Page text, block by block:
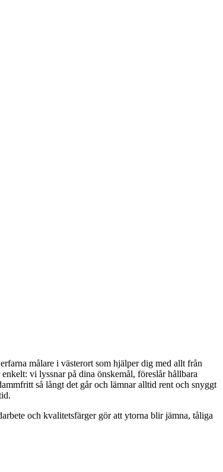
målare i västerort som hjälper dig med allt från
vi lyssnar på dina önskemål, föreslår hållbara
så långt det går och lämnar alltid rent och snyggt
och kvalitetsfärger gör att ytorna blir jämna, tåliga